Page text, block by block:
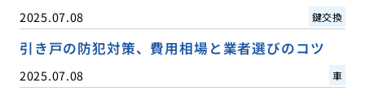
2025.07.08 鍵交換
引き戸の防犯対策、費用相場と業者選びのコツ
2025.07.08 車